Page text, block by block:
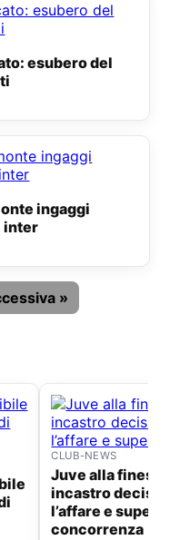
inter
»
CLUB-NEWS
Juve alla finestra per andre:
incastro
l’affare e
concorrenza